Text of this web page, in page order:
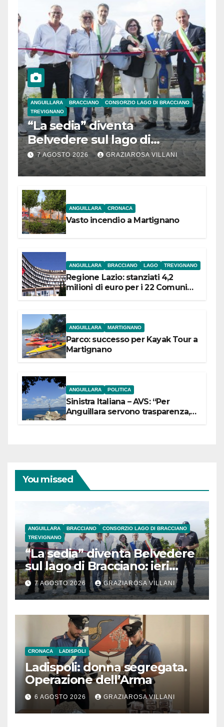
ANGUILLARA BRACCIANO
CONSORZIO LAGO DI BRACCIANO
TREVIGNANO
“La sedia” diventa
Belvedere sul lago di
Bracciano: ieri
l’inaugurazione
7 AGOSTO 2026 GRAZIAROSA VILLANI
ANGUILLARA CRONACA
Vasto incendio a Martignano
ANGUILLARA BRACCIANO LAGO TREVIGNANO
Regione Lazio: stanziati 4,2
milioni di euro per i 22 Comuni
ANGUILLARA MARTIGNANO
Parco: successo per Kayak Tour a
Martignano
ANGUILLARA POLITICA
Sinistra Italiana – AVS: “Per
Anguillara servono trasparenza,
You missed
ANGUILLARA BRACCIANO
CONSORZIO LAGO DI BRACCIANO
TREVIGNANO
“La sedia” diventa Belvedere
sul lago di Bracciano: ieri
l’inaugurazione
7 AGOSTO 2026 GRAZIAROSA VILLANI
CRONACA LADISPOLI
Ladispoli: donna segregata.
Operazione dell’Arma
6 AGOSTO 2026 GRAZIAROSA VILLANI